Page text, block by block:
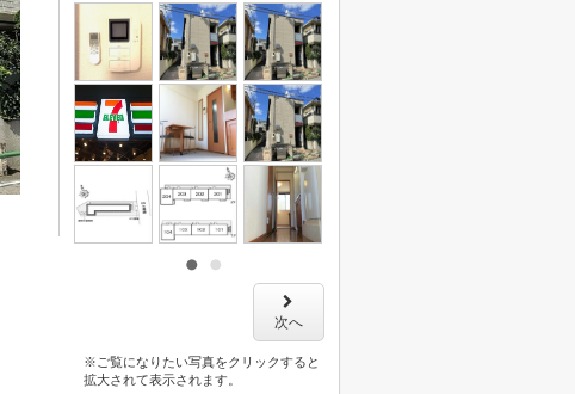
次へ
※ご覧になりたい写真をクリックすると
拡大されて表示されます。